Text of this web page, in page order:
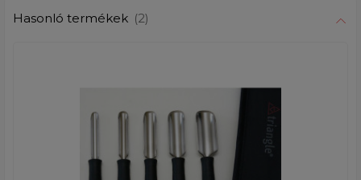
Hasonló termékek (2)